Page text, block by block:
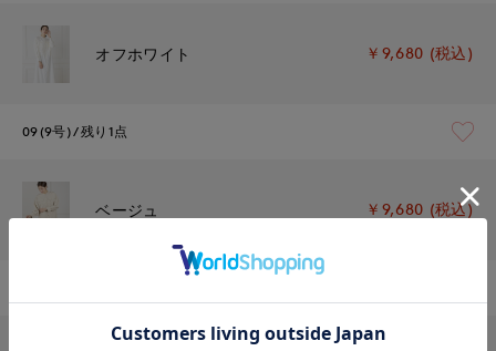
オフホワイト ￥9,680 (税込)
09(9号) 残り1点
ベージュ ￥9,680 (税込)